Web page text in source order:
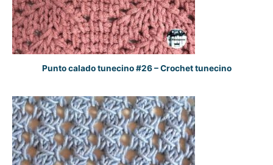
Punto calado tunecino #26 – Crochet tunecino